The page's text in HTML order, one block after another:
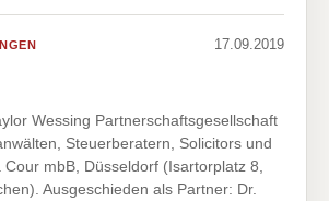
17.09.2019
Wessing Partnerschaftsgesellschaft
Steuerberatern, Solicitors und
Cour mbB, Düsseldorf (Isartorplatz 8,
Ausgeschieden als Partner: Dr.